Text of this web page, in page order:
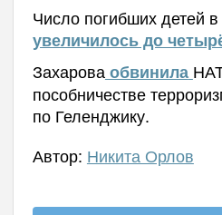
Число погибших детей
увеличилось до
Захароваобвинила
пособничестве
по Геленджику.
Автор: Никита Орлов